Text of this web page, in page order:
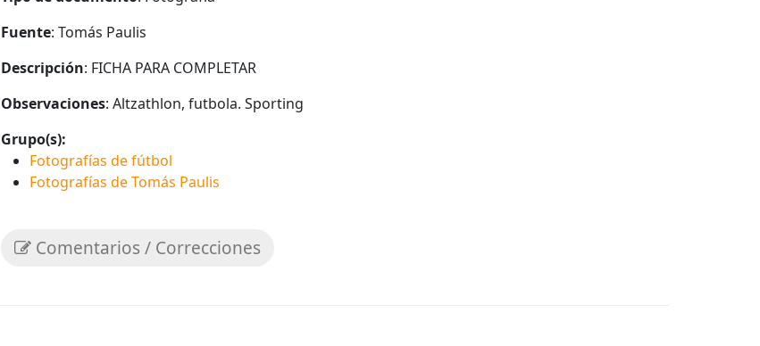
Fuente: Tomás Paulis
Descripción: FICHA PARA COMPLETAR
Observaciones: Altzathlon, futbola. Sporting
Grupo(s):
Fotografías de fútbol
Fotografías de Tomás Paulis
Comentarios / Correcciones